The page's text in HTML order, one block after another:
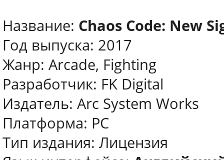
Название: Chaos Code: New
Год выпуска: 2017
Жанр: Arcade, Fighting
Разработчик: FK Digital
Издатель: Arc System Works
Платформа: PC
Тип издания: Лицензия